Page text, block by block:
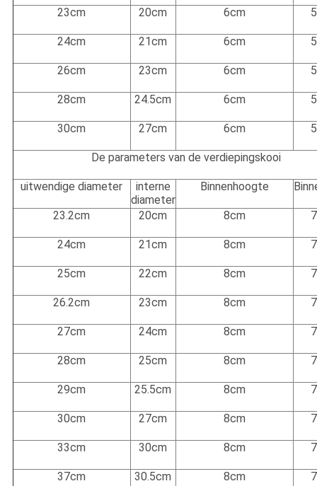
23cm 20cm 6cm
24cm 21cm 6cm
26cm 23cm 6cm
28cm 24.5cm 6cm
30cm 27cm 6cm
De parameters van de verdiepingskooi
uitwendige diameter
interne
diameter
Binnenhoogte
23.2cm 20cm 8cm
24cm 21cm 8cm
25cm 22cm 8cm
26.2cm 23cm 8cm
27cm 24cm 8cm
28cm 25cm 8cm
29cm 25.5cm 8cm
30cm 27cm 8cm
33cm 30cm 8cm
37cm 30.5cm 8cm